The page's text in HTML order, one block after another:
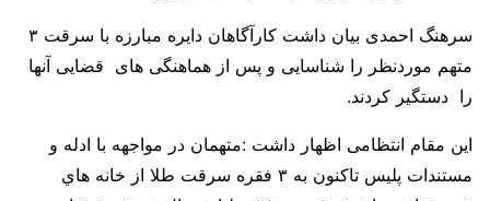
سرهنگ احمدی بیان داشت كارآگاهان دايره مبارزه با سرقت ۳
متهم موردنظر را شناسایی و پس از هماهنگی های قضایی آنها
را دستگیر کردند.
این مقام انتظامی اظهار داشت :متهمان در مواجهه با ادله و
مستندات پلیس تاکنون به ۳ فقره سرقت طلا از خانه هاي